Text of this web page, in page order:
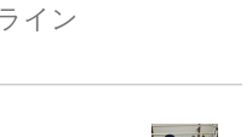
イン